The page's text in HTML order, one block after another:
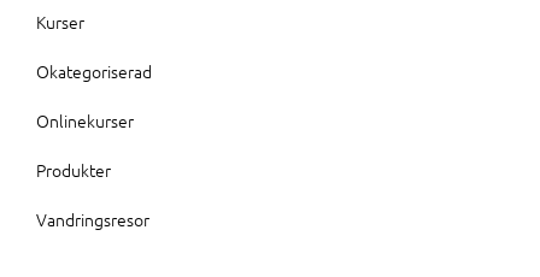
Kurser
Okategoriserad
Onlinekurser
Produkter
Vandringsresor